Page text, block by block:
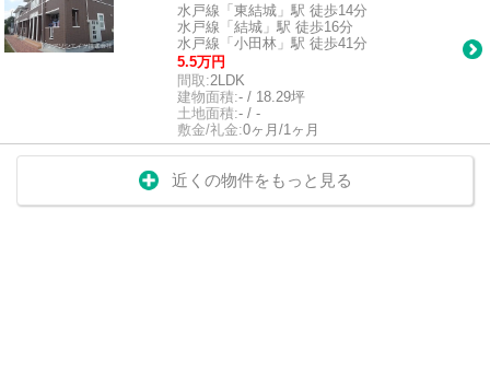
水戸線「東結城」駅 徒歩14分
水戸線「結城」駅 徒歩16分
水戸線「小田林」駅 徒歩41分
5.5万円
間取:2LDK
建物面積:- / 18.29坪
土地面積:- / -
敷金/礼金:0ヶ月/1ヶ月
近くの物件をもっと見る